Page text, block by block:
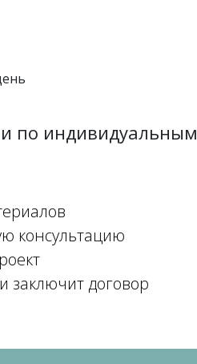
по индивидуальным
консультацию
заключит договор